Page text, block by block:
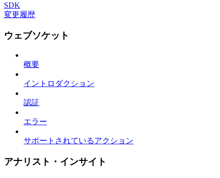
SDK
変更履歴
ウェブソケット
概要
イントロダクション
認証
エラー
サポートされているアクション
アナリスト・インサイト